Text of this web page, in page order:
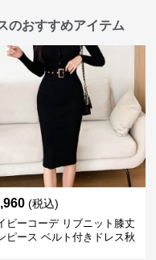
のおすすめアイテム
(税込)
ビーコーデ リブニット膝丈
ピース ベルト付きドレス秋